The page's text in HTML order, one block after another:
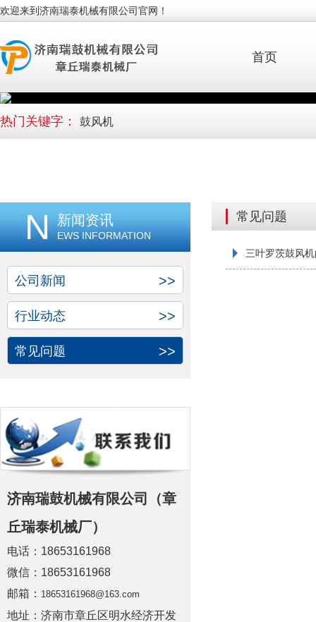
欢迎来到济南瑞泰机械有限公司官网！
首页
热门关键字： 鼓风机
N 新闻资讯
EWS INFORMATION
公司新闻 >>
行业动态 >>
常见问题 >>
济南瑞鼓机械有限公司（章
丘瑞泰机械厂）
电话：18653161968
微信：18653161968
邮箱： 18653161968@163.com
地址：济南市章丘区明水经济开发
常见问题
三叶罗茨鼓风